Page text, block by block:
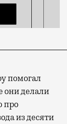
помогал
они делали
про
из десяти